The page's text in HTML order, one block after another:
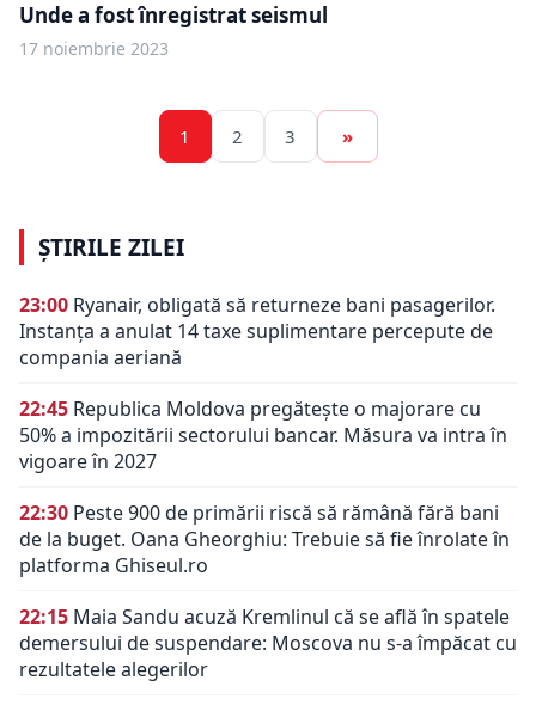
Unde a fost înregistrat seismul
17 noiembrie 2023
1 2 3 »
ȘTIRILE ZILEI
23:00 Ryanair, obligată să returneze bani pasagerilor.
Instanța a anulat 14 taxe suplimentare percepute de
compania aeriană
22:45 Republica Moldova pregătește o majorare cu
50% a impozitării sectorului bancar. Măsura va intra în
vigoare în 2027
22:30 Peste 900 de primării riscă să rămână fără bani
de la buget. Oana Gheorghiu: Trebuie să fie înrolate în
platforma Ghiseul.ro
22:15 Maia Sandu acuză Kremlinul că se află în spatele
demersului de suspendare: Moscova nu s-a împăcat cu
rezultatele alegerilor